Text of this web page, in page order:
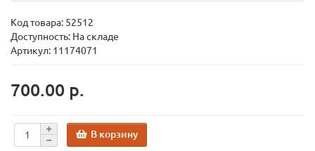
Код товара: 52512
Доступность: На складе
Артикул: 11174071
700.00 р.
В корзину